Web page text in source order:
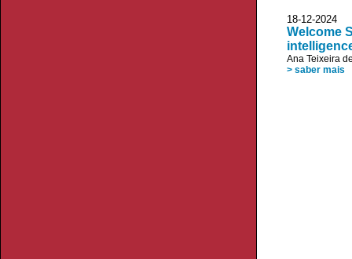
18-12-
Welcome
Ana Teixeira
> saber mais